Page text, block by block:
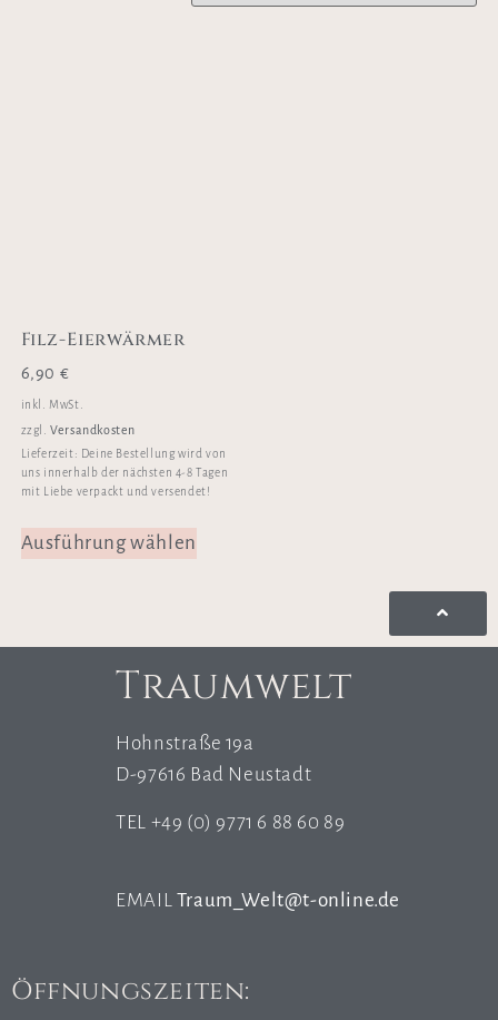
Filz-Eierwärmer
6,90 €
inkl. MwSt.
zzgl.Versandkosten
Lieferzeit: Deine Bestellung wird von
uns innerhalb der nächsten 4-8 Tagen
mit Liebe verpackt und versendet!
Ausführung wählen
Traumwelt
Hohnstraße 19a
D-97616 Bad Neustadt
TEL +49 (0) 9771 6 88 60 89
EMAIL Traum_Welt@t-online.de
Öffnungszeiten: